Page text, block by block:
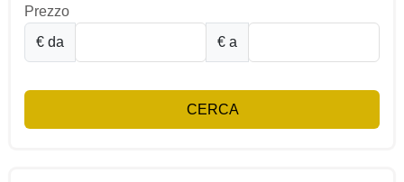
Prezzo
€ da
€ a
CERCA